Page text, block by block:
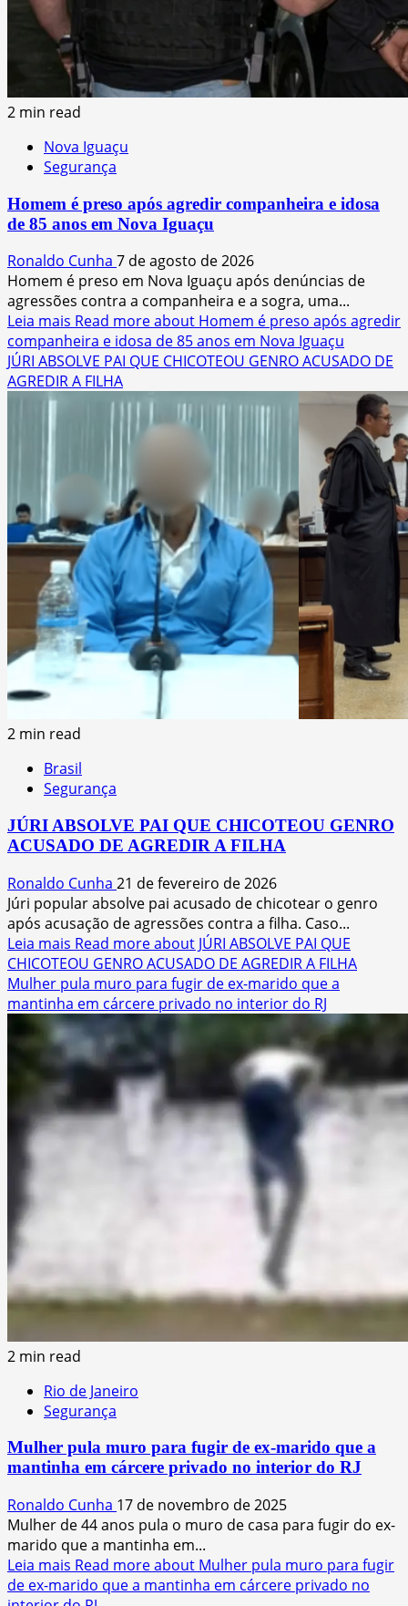
2 min read
Nova Iguaçu
Segurança
Homem é preso após agredir companheira e idosa
de 85 anos em Nova Iguaçu
Ronaldo Cunha 7 de agosto de 2026
Homem é preso em Nova Iguaçu após denúncias de
agressões contra a companheira e a sogra, uma...
Leia mais Read more about Homem é preso após agredir
companheira e idosa de 85 anos em Nova Iguaçu
JÚRI ABSOLVE PAI QUE CHICOTEOU GENRO ACUSADO DE
AGREDIR A FILHA
2 min read
Brasil
Segurança
JÚRI ABSOLVE PAI QUE CHICOTEOU GENRO
ACUSADO DE AGREDIR A FILHA
Ronaldo Cunha 21 de fevereiro de 2026
Júri popular absolve pai acusado de chicotear o genro
após acusação de agressões contra a filha. Caso...
Leia mais Read more about JÚRI ABSOLVE PAI QUE
CHICOTEOU GENRO ACUSADO DE AGREDIR A FILHA
Mulher pula muro para fugir de ex-marido que a
mantinha em cárcere privado no interior do RJ
2 min read
Rio de Janeiro
Segurança
Mulher pula muro para fugir de ex-marido que a
mantinha em cárcere privado no interior do RJ
Ronaldo Cunha 17 de novembro de 2025
Mulher de 44 anos pula o muro de casa para fugir do ex-
marido que a mantinha em...
Leia mais Read more about Mulher pula muro para fugir
de ex-marido que a mantinha em cárcere privado no